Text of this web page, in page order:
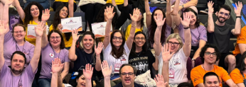
Hora do Chat
O Caso do Vestível
Controlador